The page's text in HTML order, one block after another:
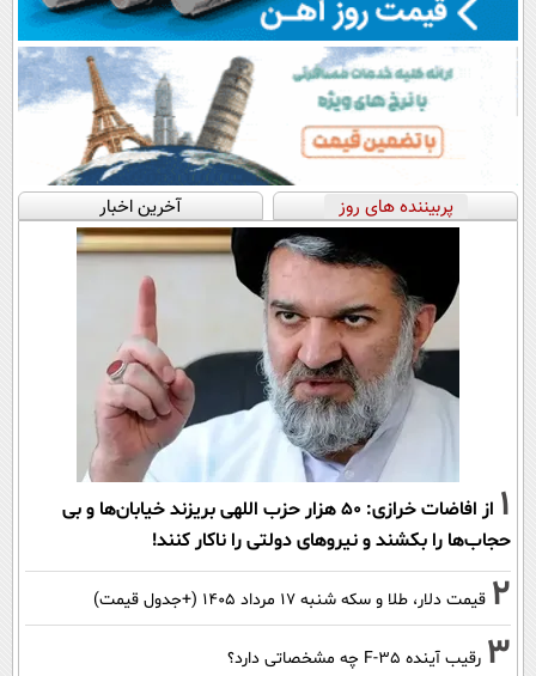
پربیننده های روز آخرین اخبار
1
از افاضات خرازی: ۵۰ هزار حزب اللهی بریزند خیابان‌ها و بی
حجاب‌ها را بکشند و نیرو‌های دولتی را ناکار کنند!
2 قیمت دلار، طلا و سکه شنبه ۱۷ مرداد ۱۴۰۵ (+جدول قیمت)
3 رقیب آینده F-35 چه مشخصاتی دارد؟